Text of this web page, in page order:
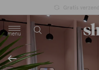
menu
label.header.toggle